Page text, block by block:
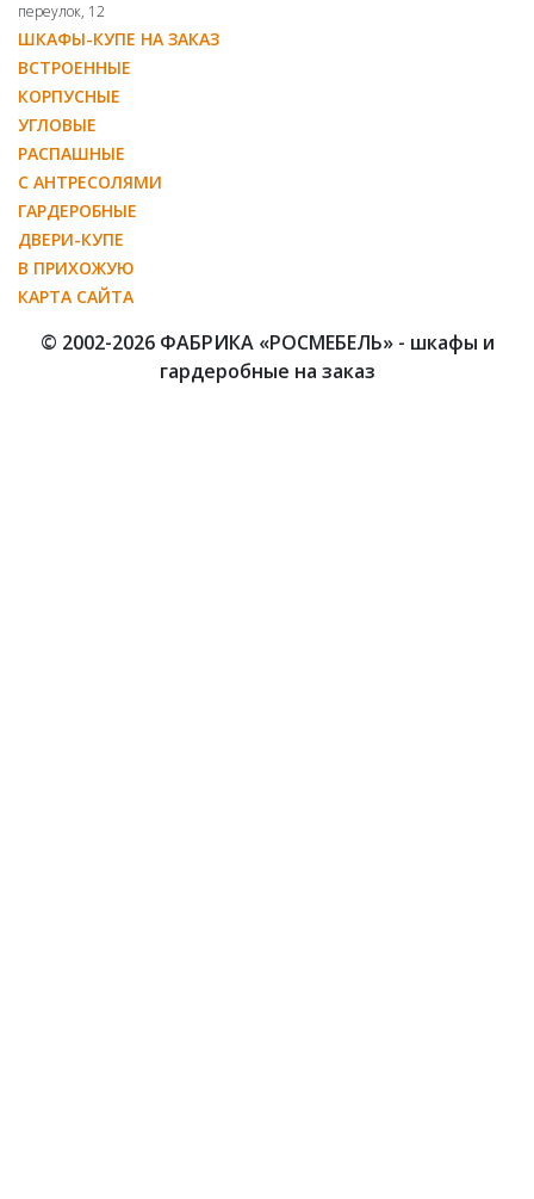
переулок, 12
ШКАФЫ-КУПЕ НА ЗАКАЗ
ВСТРОЕННЫЕ
КОРПУСНЫЕ
УГЛОВЫЕ
РАСПАШНЫЕ
С АНТРЕСОЛЯМИ
ГАРДЕРОБНЫЕ
ДВЕРИ-КУПЕ
В ПРИХОЖУЮ
КАРТА САЙТА
© 2002-2026 ФАБРИКА «РОСМЕБЕЛЬ» - шкафы и
гардеробные на заказ